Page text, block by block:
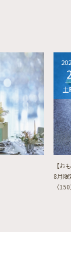
土
【お
8月限
〈